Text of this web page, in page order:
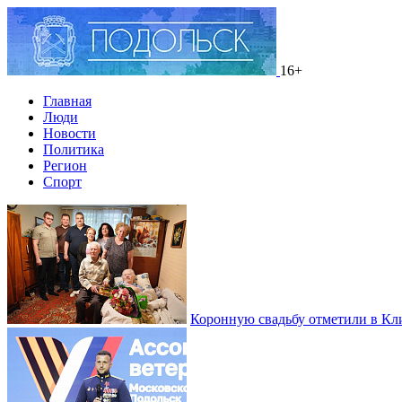
16+
Главная
Люди
Новости
Политика
Регион
Спорт
Коронную свадьбу отметили в